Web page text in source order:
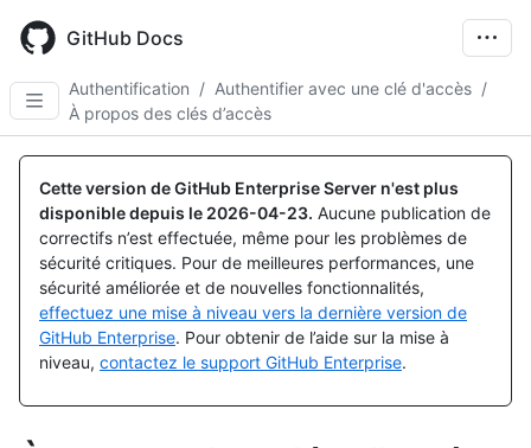
main
content
GitHub Docs
Authentification / Authentifier avec une clé d'accès /
À propos des clés d’accès
Cette version de GitHub Enterprise Server n'est plus
disponible depuis le 2026-04-23. Aucune publication de
correctifs n’est effectuée, même pour les problèmes de
sécurité critiques. Pour de meilleures performances, une
sécurité améliorée et de nouvelles fonctionnalités,
effectuez une mise à niveau vers la dernière version de
GitHub Enterprise. Pour obtenir de l’aide sur la mise à
niveau, contactez le support GitHub Enterprise.